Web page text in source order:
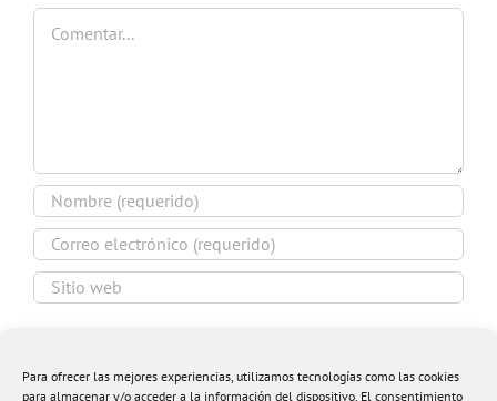
Para ofrecer las mejores experiencias, utilizamos tecnologías como las cookies
para almacenar y/o acceder a la información del dispositivo. El consentimiento
Comentar
navegador para la próxima vez que comente.